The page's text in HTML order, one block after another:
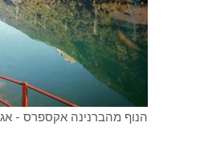
הנוף מהברנינה אקספרס -